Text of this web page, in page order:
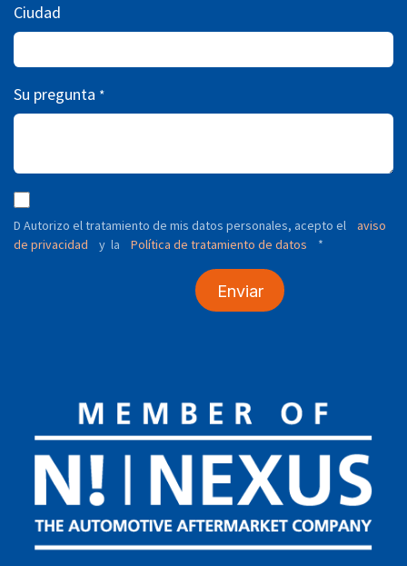
Ciudad
Su pregunta *
D Autorizo ​​el tratamiento de mis datos personales, acepto el
aviso
de privacidad
y la Política de tratamiento de datos *
Enviar